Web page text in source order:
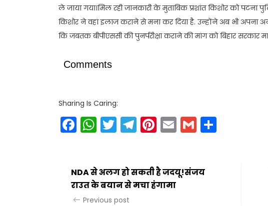
ले जाया गया।मिल रही जानकारी के मुताबिक प्रशांत किशोर को
किशोर ने वहां इलाज कराने से मना कर दिया है. उन्होंने अब भी अपना
कि जबतक बीपीएससी की पुनर्परीक्षा कराने की मांग को बिहार
Comments
Sharing Is Caring:
Facebook
WhatsApp
Twitter
Telegram
Pinterest
EmailGmail
NDA से अलग हो सकती है जदयू!संजय
राउत के बयान से मचा हंगामा
Previous post